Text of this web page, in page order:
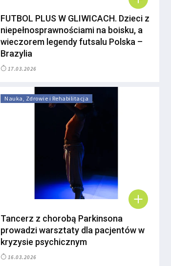
FUTBOL PLUS W GLIWICACH. Dzieci z
niepełnosprawnościami na boisku, a
wieczorem legendy futsalu Polska –
Brazylia
17.03.2026
Nauka, Zdrowie i Rehabilitacja
Tancerz z chorobą Parkinsona
prowadzi warsztaty dla pacjentów w
kryzysie psychicznym
16.03.2026